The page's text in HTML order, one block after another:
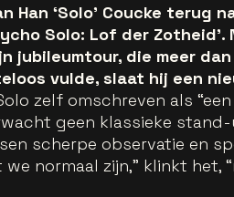
Han ‘Solo’ Coucke terug
Solo: Lof der Zotheid’.
jubileumtour, die meer
vulde, slaat hij een
zelf omschreven als
geen klassieke
scherpe observatie en
normaal zijn,” klinkt het,